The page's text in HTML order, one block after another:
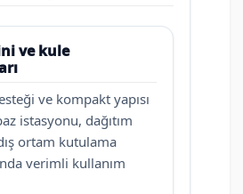
ve kule
ve kompakt yapısı
istasyonu, dağıtım
ortam kutulama
verimli kullanım